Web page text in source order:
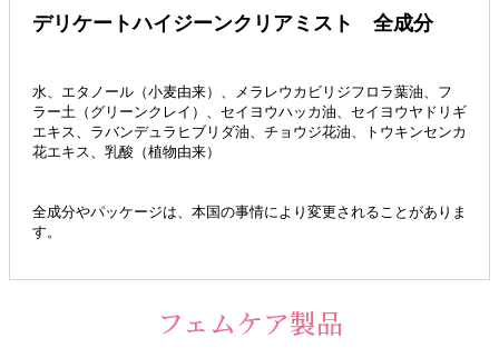
デリケートハイジーンクリアミスト 全成分
水、エタノール（小麦由来）、メラレウカビリジフロラ葉油、フ
ラー土（グリーンクレイ）、セイヨウハッカ油、セイヨウヤドリギ
エキス、ラバンデュラヒブリダ油、チョウジ花油、トウキンセンカ
花エキス、乳酸（植物由来）
全成分やパッケージは、本国の事情により変更されることがありま
す。
フェムケア製品